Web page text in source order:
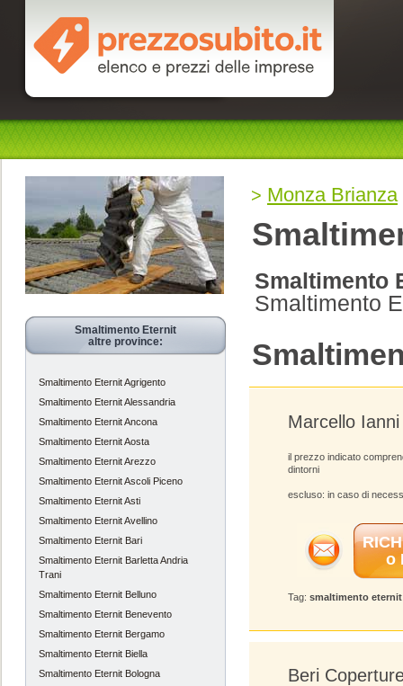
Smaltimento Eternit
altre province:
Smaltimento Eternit Agrigento
Smaltimento Eternit Alessandria
Smaltimento Eternit Ancona
Smaltimento Eternit Aosta
Smaltimento Eternit Arezzo
Smaltimento Eternit Ascoli Piceno
Smaltimento Eternit Asti
Smaltimento Eternit Avellino
Smaltimento Eternit Bari
Smaltimento Eternit Barletta Andria
Trani
Smaltimento Eternit Belluno
Smaltimento Eternit Benevento
Smaltimento Eternit Bergamo
Smaltimento Eternit Biella
Smaltimento Eternit Bologna
Monza Brianza
Smaltimento
Smaltimento
Marcello Ianni
il prezzo indicato
dintorni
escluso: in caso di
o
Tag: smaltimento
Beri